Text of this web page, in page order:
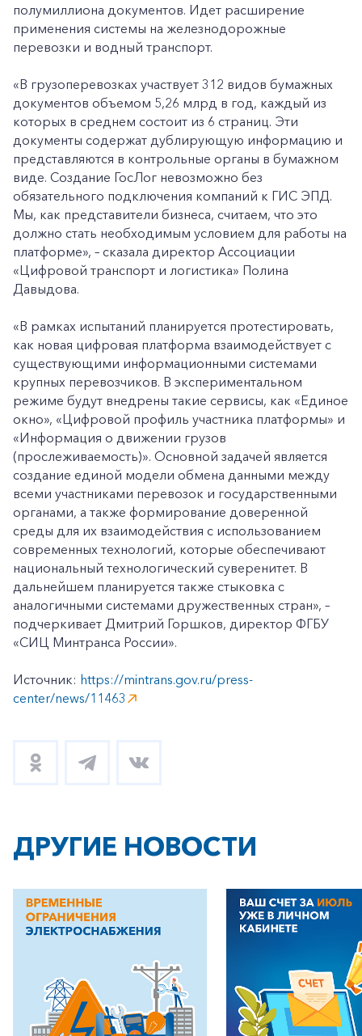
+7-800-700-24-57
Заказать обратный звонок
Корпоративным клиентам
полумиллиона документов. Идет расширение
применения системы на железнодорожные
перевозки и водный транспорт.
«В грузоперевозках участвует 312 видов бумажных
документов объемом 5,26 млрд в год, каждый из
которых в среднем состоит из 6 страниц. Эти
документы содержат дублирующую информацию и
представляются в контрольные органы в бумажном
виде. Создание ГосЛог невозможно без
обязательного подключения компаний к ГИС ЭПД.
Мы, как представители бизнеса, считаем, что это
должно стать необходимым условием для работы на
платформе», – сказала директор Ассоциации
«Цифровой транспорт и логистика» Полина
Давыдова.
«В рамках испытаний планируется протестировать,
как новая цифровая платформа взаимодействует с
существующими информационными системами
крупных перевозчиков. В экспериментальном
режиме будут внедрены такие сервисы, как «Единое
окно», «Цифровой профиль участника платформы» и
«Информация о движении грузов
(прослеживаемость)». Основной задачей является
создание единой модели обмена данными между
всеми участниками перевозок и государственными
органами, а также формирование доверенной
среды для их взаимодействия с использованием
современных технологий, которые обеспечивают
национальный технологический суверенитет. В
дальнейшем планируется также стыковка с
аналогичными системами дружественных стран», –
подчеркивает Дмитрий Горшков, директор ФГБУ
«СИЦ Минтранса России».
Источник: https://mintrans.gov.ru/press-
center/news/11463
ДРУГИЕ НОВОСТИ